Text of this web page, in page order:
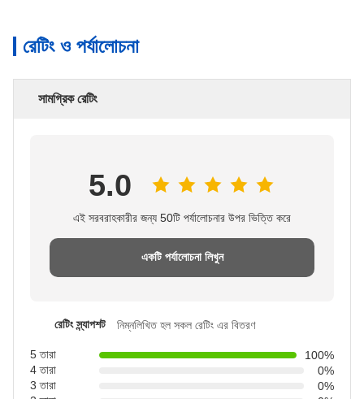
রেটিং ও পর্যালোচনা
সামগ্রিক রেটিং
5.0
এই সরবরাহকারীর জন্য 50টি পর্যালোচনার উপর ভিত্তি করে
একটি পর্যালোচনা লিখুন
রেটিং স্ন্যাপশট নিম্নলিখিত হল সকল রেটিং এর বিতরণ
5 তারা
100%
4 তারা
0%
3 তারা
0%